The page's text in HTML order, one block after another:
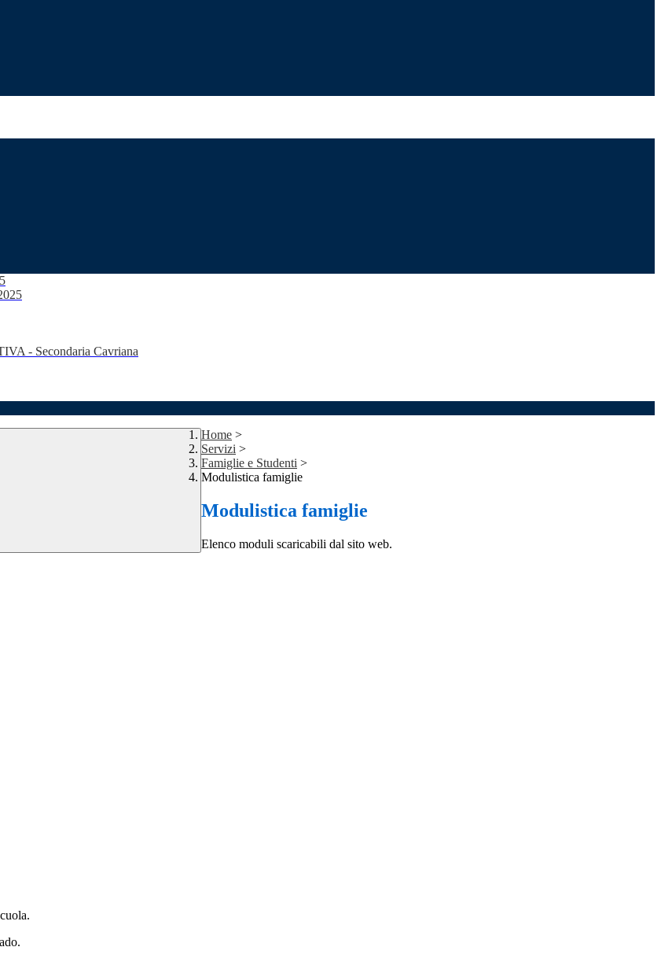
- Secondaria Cavriana
Home >
Servizi >
Famiglie e Studenti >
Modulistica famiglie
Modulistica famiglie
Elenco moduli scaricabili dal sito web.